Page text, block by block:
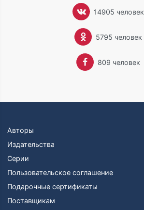
14905 человек
5795 человек
809 человек
Авторы
Издательства
Серии
Пользовательское соглашение
Подарочные сертификаты
Поставщикам